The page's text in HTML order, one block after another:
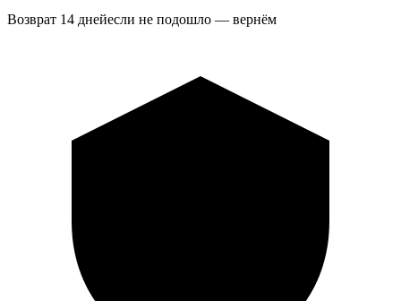
Возврат 14 днейесли не подошло — вернём